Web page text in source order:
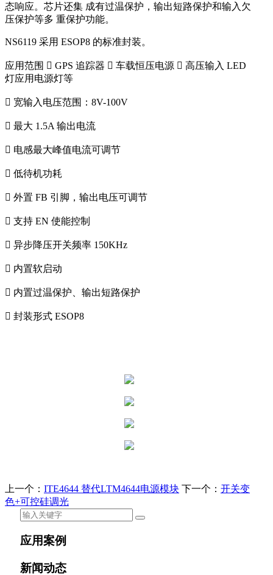
态响应。芯片还集 成有过温保护，输出短路保护和输入欠
压保护等多 重保护功能。
NS6119 采用 ESOP8 的标准封装。
应用范围  GPS 追踪器  车载恒压电源  高压输入 LED
灯应用电源灯等
 宽输入电压范围：8V-100V
 最大 1.5A 输出电流
 电感最大峰值电流可调节
 低待机功耗
 外置 FB 引脚，输出电压可调节
 支持 EN 使能控制
 异步降压开关频率 150KHz
 内置软启动
 内置过温保护、输出短路保护
 封装形式 ESOP8
上一个： ITE4644 替代LTM4644电源模块 下一个： 开关变
色+可控硅调光
应用案例
新闻动态